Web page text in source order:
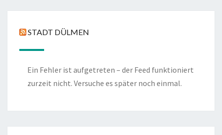
STADT DÜLMEN
Ein Fehler ist aufgetreten – der Feed funktioniert
zurzeit nicht. Versuche es später noch einmal.